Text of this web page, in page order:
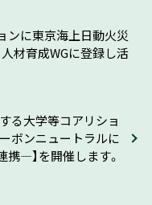
ンに東京海上日動火災
材育成WGに登録し活
る大学等コアリショ
ボンニュートラルに
—】を開催します。